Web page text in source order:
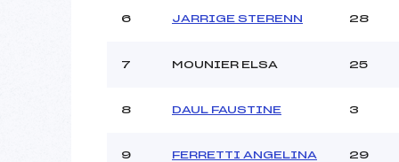
Pénalité appliquée :
6 JARRIGE STERENN 28
7 MOUNIER ELSA 25
8 DAUL FAUSTINE 3
9 FERRETTI ANGELINA 29